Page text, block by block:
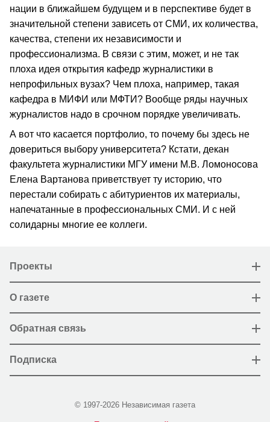
нации в ближайшем будущем и в перспективе будет в
значительной степени зависеть от СМИ, их количества,
качества, степени их независимости и
профессионализма. В связи с этим, может, и не так
плоха идея открытия кафедр журналистики в
непрофильных вузах? Чем плоха, например, такая
кафедра в МИФИ или МФТИ? Вообще ряды научных
журналистов надо в срочном порядке увеличивать.
А вот что касается портфолио, то почему бы здесь не
довериться выбору университета? Кстати, декан
факультета журналистики МГУ имени М.В. Ломоносова
Елена Вартанова приветствует ту историю, что
перестали собирать с абитуриентов их материалы,
напечатанные в профессиональных СМИ. И с ней
солидарны многие ее коллеги.
Проекты
О газете
Обратная связь
Подписка
© 1997-2026 Независимая газета